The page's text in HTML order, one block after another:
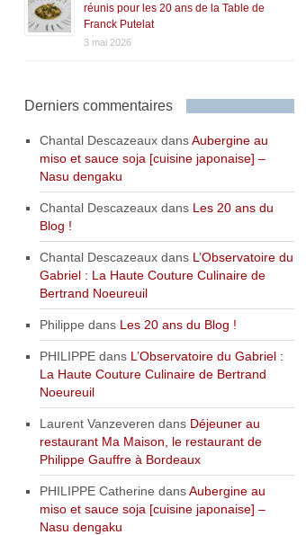
réunis pour les 20 ans de la Table de
Franck Putelat
3 mai 2026
Derniers commentaires
Chantal DescazeauxdansAubergine au
miso et sauce soja [cuisine japonaise] –
Nasu dengaku
Chantal Descazeauxdans Les 20 ans du
Blog !
Chantal Descazeauxdans L’Observatoire du
Gabriel : La Haute Couture Culinaire de
Bertrand Noeureuil
Philippe dans Les 20 ans du Blog !
PHILIPPEdans L’Observatoire du Gabriel :
La Haute Couture Culinaire de Bertrand
Noeureuil
Laurent Vanzeveren dans Déjeuner au
restaurant Ma Maison, le restaurant de
Philippe Gauffre à Bordeaux
PHILIPPE Catherine dansAubergine au
miso et sauce soja [cuisine japonaise] –
Nasu dengaku